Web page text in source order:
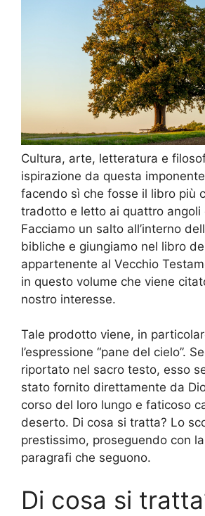
Cultura, arte, letteratura e
ispirazione da questa
facendo sì che fosse il libro più
tradotto e letto ai quattro angoli
Facciamo un salto all’interno
bibliche e giungiamo nel libro
appartenente al Vecchio
in questo volume che viene
nostro interesse.
Tale prodotto viene, in
l’espressione “pane del cielo”.
riportato nel sacro testo, esso
stato fornito direttamente da
corso del loro lungo e faticoso
deserto. Di cosa si tratta? Lo
prestissimo, proseguendo con
paragrafi che seguono.
Di cosa si